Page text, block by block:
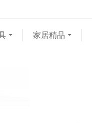
家居精品